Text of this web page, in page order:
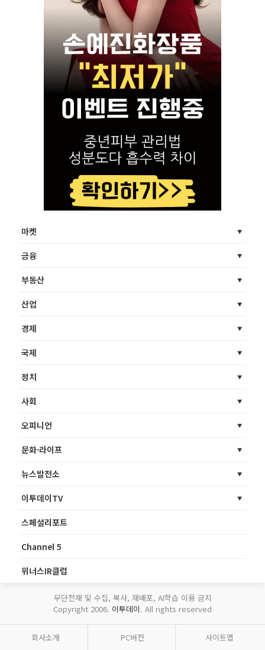
마켓
금융
부동산
산업
경제
국제
정치
사회
오피니언
문화·라이프
뉴스발전소
이투데이TV
스페셜리포트
Channel 5
위너스IR클럽
무단전재 및 수집, 복사, 재배포, AI학습 이용 금지
Copyright 2006. 이투데이. All rights reserved
회사소개 PC버전 사이트맵